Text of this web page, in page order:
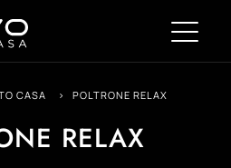
CASA > POLTRONE RELAX
RELAX